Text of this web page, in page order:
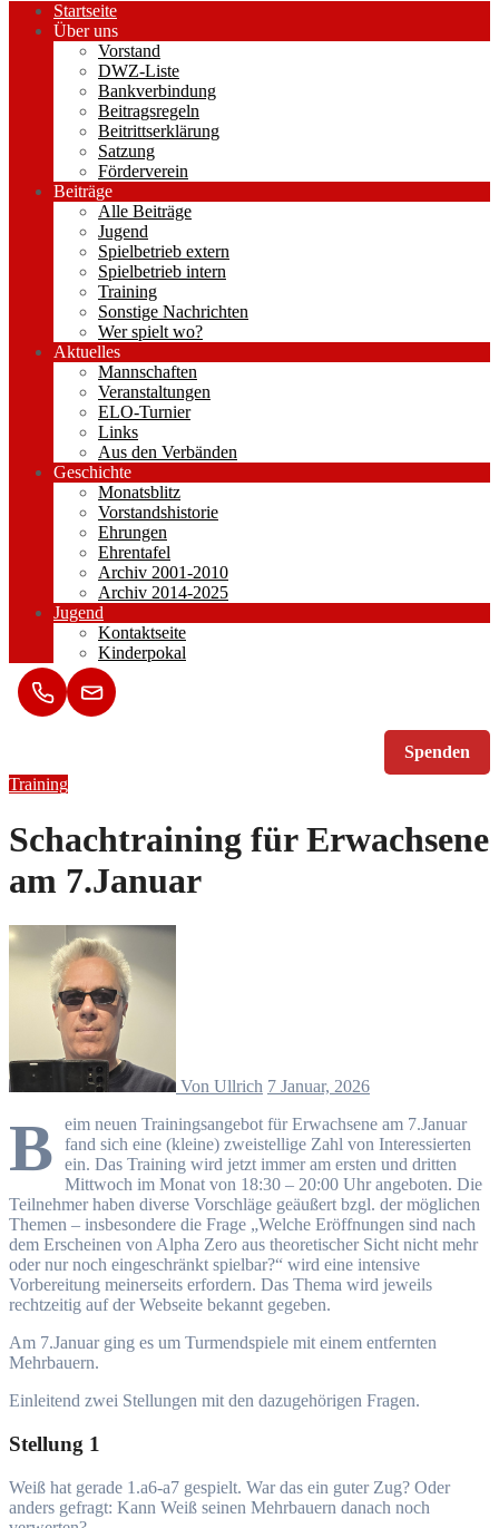
Startseite
Über uns
Vorstand
DWZ-Liste
Bankverbindung
Beitragsregeln
Beitrittserklärung
Satzung
Förderverein
Beiträge
Alle Beiträge
Jugend
Spielbetrieb extern
Spielbetrieb intern
Training
Sonstige Nachrichten
Wer spielt wo?
Aktuelles
Mannschaften
Veranstaltungen
ELO-Turnier
Links
Aus den Verbänden
Geschichte
Monatsblitz
Vorstandshistorie
Ehrungen
Ehrentafel
Archiv 2001-2010
Archiv 2014-2025
Jugend
Kontaktseite
Kinderpokal
Spenden
Training
Schachtraining für Erwachsene
am 7.Januar
Von Ullrich 7 Januar, 2026
B
eim neuen Trainingsangebot für Erwachsene am 7.Januar
fand sich eine (kleine) zweistellige Zahl von Interessierten
ein. Das Training wird jetzt immer am ersten und dritten
Mittwoch im Monat von 18:30 – 20:00 Uhr angeboten. Die
Teilnehmer haben diverse Vorschläge geäußert bzgl. der möglichen
Themen – insbesondere die Frage „Welche Eröffnungen sind nach
dem Erscheinen von Alpha Zero aus theoretischer Sicht nicht mehr
oder nur noch eingeschränkt spielbar?“ wird eine intensive
Vorbereitung meinerseits erfordern. Das Thema wird jeweils
rechtzeitig auf der Webseite bekannt gegeben.
Am 7.Januar ging es um Turmendspiele mit einem entfernten
Mehrbauern.
Einleitend zwei Stellungen mit den dazugehörigen Fragen.
Stellung 1
Weiß hat gerade 1.a6-a7 gespielt. War das ein guter Zug? Oder
anders gefragt: Kann Weiß seinen Mehrbauern danach noch